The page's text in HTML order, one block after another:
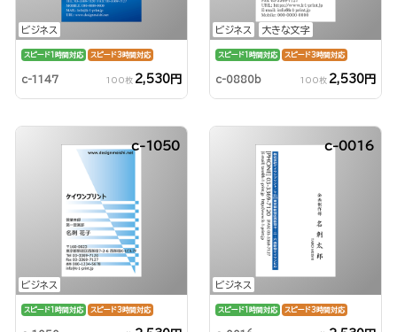
ビジネス
スピード1時間対応 スピード3時間対応
c-1147 100枚 2,530円
ビジネス 大きな文字
スピード1時間対応 スピード3時間対応
c-0880b 100枚 2,530円
ビジネス
c-1050
スピード1時間対応 スピード3時間対応
ビジネス
c-0016
スピード1時間対応 スピード3時間対応